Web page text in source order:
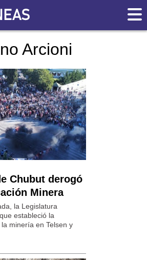
Arcioni
Chubut derogó
Minera
la Legislatura
estableció la
minería en Telsen y